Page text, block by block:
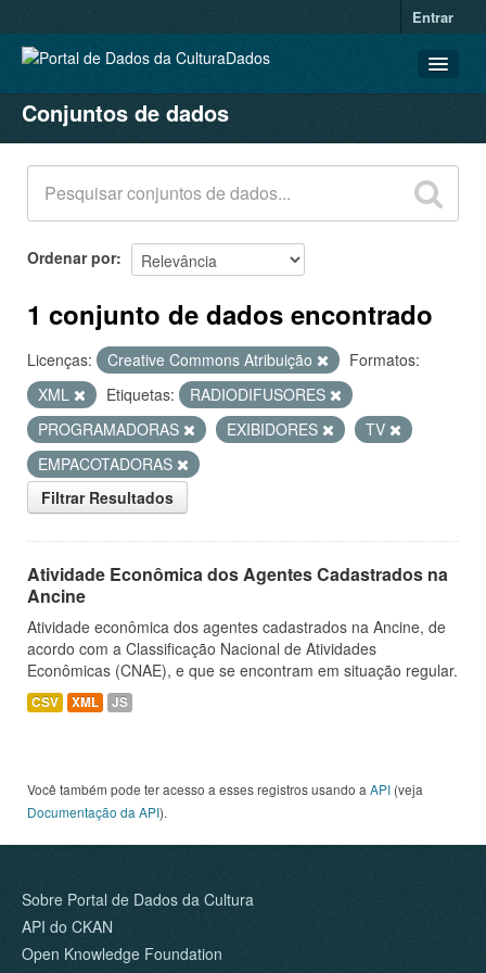
Entrar
CONJUNTOS DE DADOS
ORGANIZAÇÕES
GRUPOS
SOBRE
Conjuntos de dados
Ordenar por
1 conjunto de dados encontrado
Licenças: Creative Commons Atribuição
Formatos:
XML
Etiquetas:
RADIODIFUSORES
PROGRAMADORAS
EXIBIDORES
TV
EMPACOTADORAS
Filtrar Resultados
Atividade Econômica dos Agentes Cadastrados na
Ancine
Atividade econômica dos agentes cadastrados na Ancine, de
acordo com a Classificação Nacional de Atividades
Econômicas (CNAE), e que se encontram em situação regular.
CSV XML JS
Você também pode ter acesso a esses registros usando a API (veja
Documentação da API).
Sobre Portal de Dados da Cultura
API do CKAN
Open Knowledge Foundation